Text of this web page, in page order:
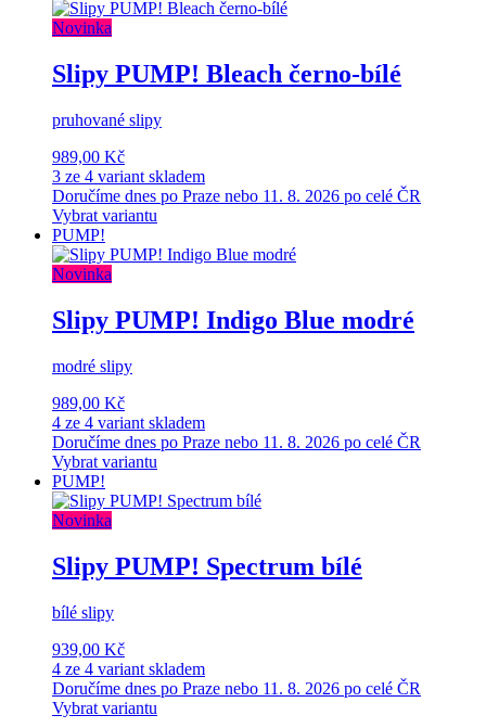
Novinka
Slipy PUMP! Bleach černo-bílé
pruhované slipy
989,00 Kč
3 ze 4 variant skladem
Doručíme dnes po Praze nebo 11. 8. 2026 po celé ČR
Vybrat variantu
PUMP!
Novinka
Slipy PUMP! Indigo Blue modré
modré slipy
989,00 Kč
4 ze 4 variant skladem
Doručíme dnes po Praze nebo 11. 8. 2026 po celé ČR
Vybrat variantu
PUMP!
Novinka
Slipy PUMP! Spectrum bílé
bílé slipy
939,00 Kč
4 ze 4 variant skladem
Doručíme dnes po Praze nebo 11. 8. 2026 po celé ČR
Vybrat variantu